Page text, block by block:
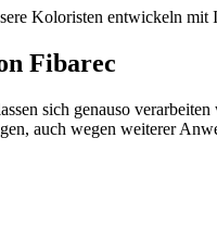
Koloristen entwickeln
Fibarec
sich genauso
auch wegen weiterer